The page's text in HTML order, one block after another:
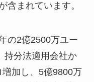
含まれています。
の2億2500万ユー
持分法適用会社か
加し、5億9800万